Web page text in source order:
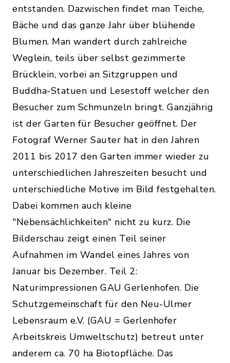
entstanden. Dazwischen findet man Teiche,
Bäche und das ganze Jahr über blühende
Blumen. Man wandert durch zahlreiche
Weglein, teils über selbst gezimmerte
Brücklein, vorbei an Sitzgruppen und
Buddha-Statuen und Lesestoff welcher den
Besucher zum Schmunzeln bringt. Ganzjährig
ist der Garten für Besucher geöffnet. Der
Fotograf Werner Sauter hat in den Jahren
2011 bis 2017 den Garten immer wieder zu
unterschiedlichen Jahreszeiten besucht und
unterschiedliche Motive im Bild festgehalten.
Dabei kommen auch kleine
"Nebensächlichkeiten" nicht zu kurz. Die
Bilderschau zeigt einen Teil seiner
Aufnahmen im Wandel eines Jahres von
Januar bis Dezember. Teil 2:
Naturimpressionen GAU Gerlenhofen. Die
Schutzgemeinschaft für den Neu-Ulmer
Lebensraum e.V. (GAU = Gerlenhofer
Arbeitskreis Umweltschutz) betreut unter
anderem ca. 70 ha Biotopfläche. Das